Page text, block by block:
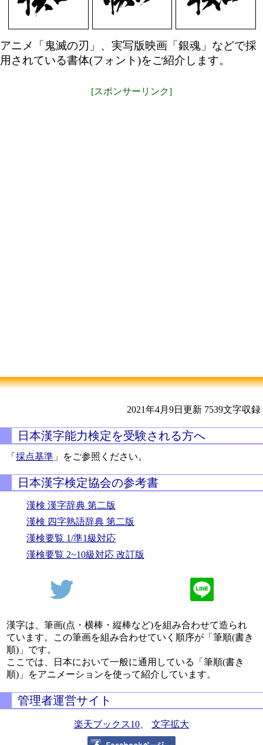
アニメ「鬼滅の刃」、実写版映画「銀魂」などで採
用されている書体(フォント)をご紹介します。
[スポンサーリンク]
2021年4月9日更新 7539文字収録
日本漢字能力検定を受験される方へ
「採点基準 」をご参照ください。
日本漢字検定協会の参考書
漢検 漢字辞典 第二版
漢検 四字熟語辞典 第二版
漢検要覧 1/準1級対応
漢検要覧 2~10級対応 改訂版
漢字は、筆画(点・横棒・縦棒など)を組み合わせて造られ
ています。この筆画を組み合わせていく順序が「筆順(書き
順)」です。
ここでは、日本において一般に通用している「筆順(書き
順)」をアニメーションを使って紹介しています。
管理者運営サイト
楽天ブックス10 文字拡大